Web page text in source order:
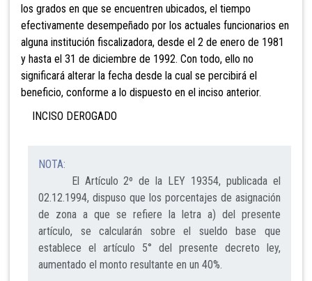
los grados en que se encuentren ubicados, el tiempo
efectivamente desempeñado por los actuales funcionarios en
alguna institución fiscalizadora, desde el 2 de enero de 1981
y hasta el 31 de diciembre de 1992. Con todo, ello no
significará alterar la fecha desde la cual se percibirá el
beneficio, conforme a lo dispuesto en el inciso anterior.
INCISO DEROGADO
NOTA:
El Artículo 2º de la LEY 19354, publicada el
02.12.1994, dispuso que los porcentajes de asignación
de zona a que se refiere la letra a) del presente
artículo, se calcularán sobre el sueldo base que
establece el artículo 5° del presente decreto ley,
aumentado el monto resultante en un 40%.